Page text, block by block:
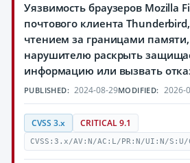
Уязвимость браузеров Mozilla
почтового клиента
чтением за границами
нарушителю раскрыть
информацию или вызвать
PUBLISHED: 2024-08-29MODIFIED: 2026-
CVSS 3.x CRITICAL 9.1
CVSS:3.x/AV:N/AC:L/PR:N/UI:N/